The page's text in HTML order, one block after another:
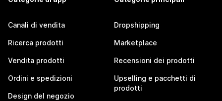
Canali di vendita
Ricerca prodotti
Vendita prodotti
Ordini e spedizioni
Design del negozio
Dropshipping
Marketplace
Recensioni dei prodotti
Upselling e pacchetti di
prodotti